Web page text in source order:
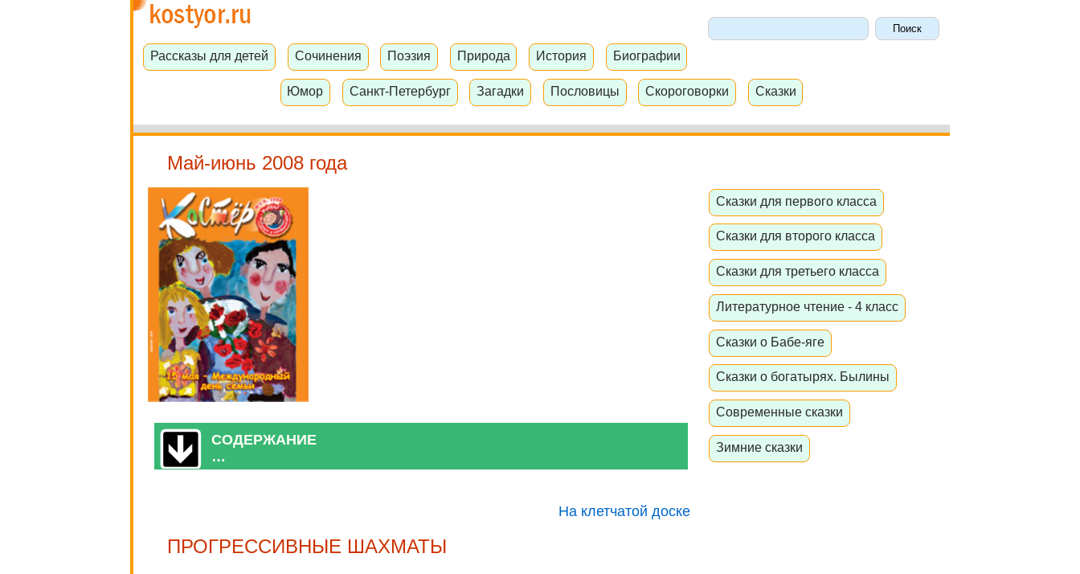
Рассказы для детей Сочинения Поэзия Природа История Биографии
Юмор Санкт-Петербург Загадки Пословицы Скороговорки Сказки
Май-июнь 2008 года
СОДЕРЖАНИЕ
…
На клетчатой доске
ПРОГРЕССИВНЫЕ ШАХМАТЫ
Сказки для первого класса
Сказки для второго класса
Сказки для третьего класса
Литературное чтение - 4 класс
Сказки о Бабе-яге
Сказки о богатырях. Былины
Современные сказки
Зимние сказки